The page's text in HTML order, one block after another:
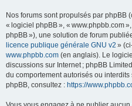
Nos forums sont propulsés par phpBB
« logiciel phpBB », « www.phpbb.com
phpBB »), une solution de forum
licence publique générale GNU v2 »
www.phpbb.com (en anglais). Le
discussions sur Internet ; phpBB
du comportement autorisés ou
phpBB, consultez : https://